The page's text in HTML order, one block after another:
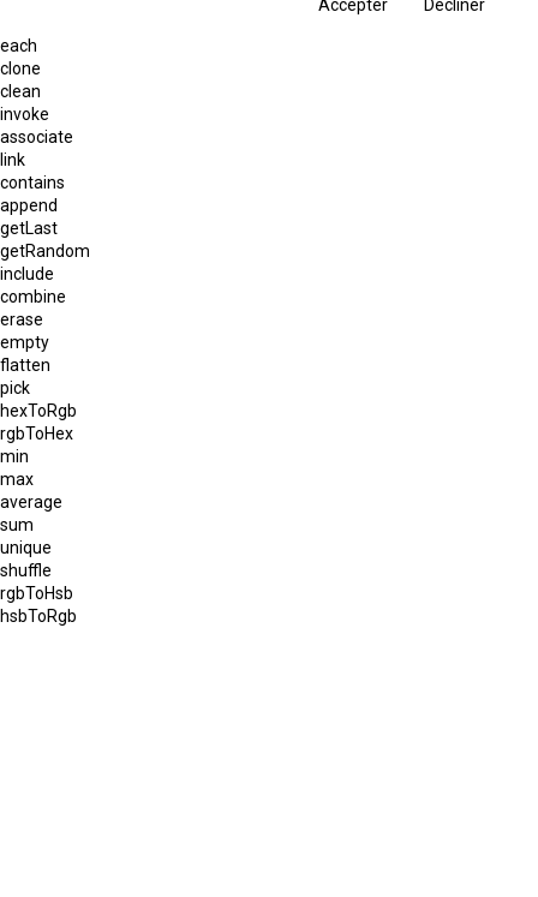
Accepter Décliner
each
clone
clean
invoke
associate
link
contains
append
getLast
getRandom
include
combine
erase
empty
flatten
pick
hexToRgb
rgbToHex
min
max
average
sum
unique
shuffle
rgbToHsb
hsbToRgb